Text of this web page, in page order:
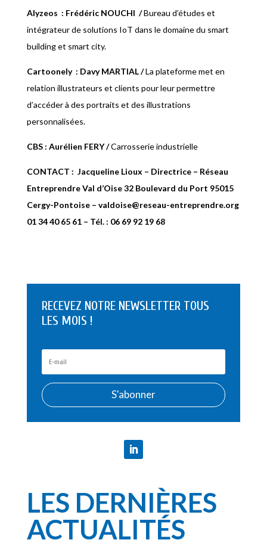
Alyzeos : Frédéric NOUCHI /Bureau d’études et
intégrateur de solutions IoT dans le domaine du smart
building et smart city.
Cartoonely : Davy MARTIAL/La plateforme met en
relation illustrateurs et clients pour leur permettre
d’accéder à des portraits et des illustrations
personnalisées.
CBS : Aurélien FERY/Carrosserie industrielle
CONTACT : Jacqueline Lioux – Directrice– Réseau
Entreprendre Val d’Oise 32 Boulevard du Port 95015
Cergy-Pontoise– valdoise@reseau-entreprendre.org
01 34 40 65 61– Tél. : 06 69 92 19 68
RECEVEZ NOTRE NEWSLETTER TOUS
LES MOIS !
S'abonner
LES DERNIÈRES
ACTUALITÉS